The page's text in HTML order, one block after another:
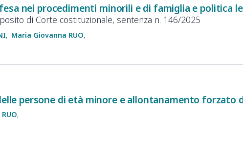
nei procedimenti minorili e di famiglia e politica
di Corte costituzionale, sentenza n. 146/2025
Maria Giovanna RUO
persone di età minore e allontanamento forzato
RUO